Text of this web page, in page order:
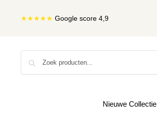
★★★★★ Google score 4,9
Nieuwe Collectie